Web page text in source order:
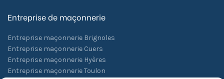
Entreprise de maçonnerie
Entreprise maçonnerie Brignoles
Entreprise maçonnerie Cuers
Entreprise maçonnerie Hyères
Entreprise maçonnerie Toulon